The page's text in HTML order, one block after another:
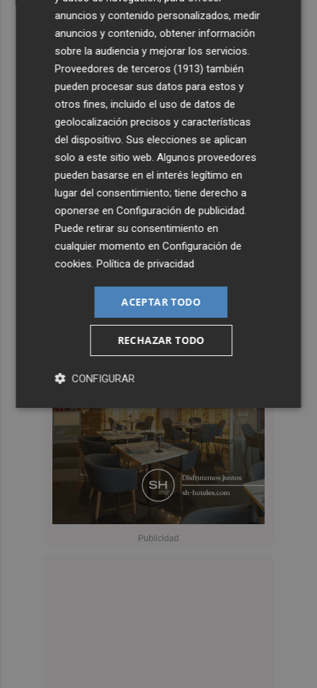
anuncios y contenido personalizados, medir
anuncios y contenido, obtener información
sobre la audiencia y mejorar los servicios.
Proveedores de terceros (1913) también
pueden procesar sus datos para estos y
otros fines, incluido el uso de datos de
geolocalización precisos y características
del dispositivo. Sus elecciones se aplican
solo a este sitio web. Algunos proveedores
pueden basarse en el interés legítimo en
lugar del consentimiento; tiene derecho a
oponerse enConfiguración de publicidad
Puede retirar su consentimiento en
cualquier momento enConfiguración de
cookies .Política de privacidad
ACEPTAR TODO
RECHAZAR TODO
CONFIGURAR